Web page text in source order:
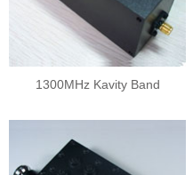
1300MHz Kavity Band